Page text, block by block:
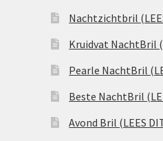
Nachtzichtbril
Kruidvat NachtBril
Pearle NachtBril
Beste NachtBril
Avond Bril (LEES